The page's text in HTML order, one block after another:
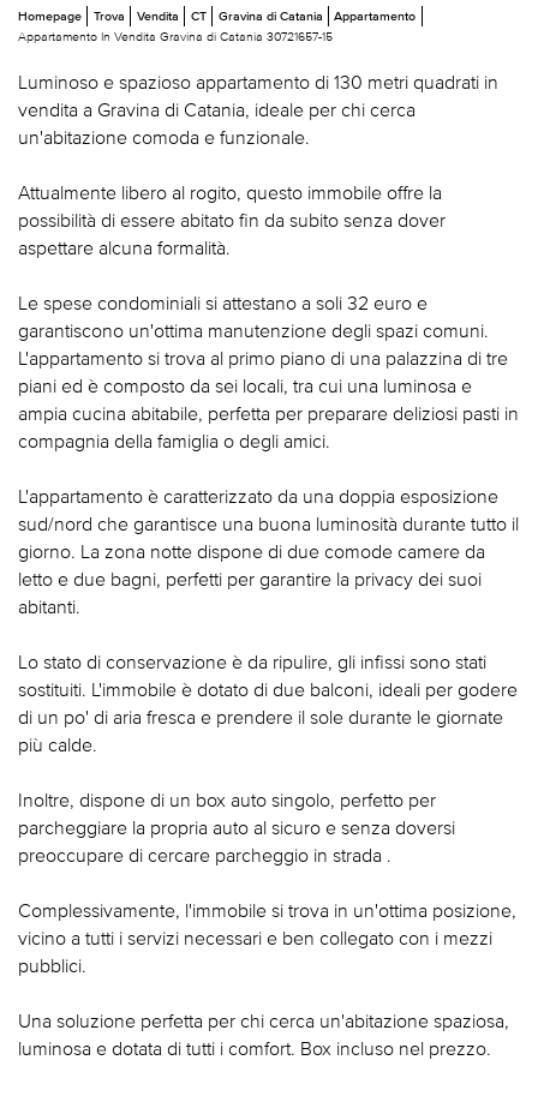
Homepage Trova Vendita CT Gravina di Catania
Appartamento
Appartamento In Vendita Gravina di Catania 30721657-15
Luminoso e spazioso appartamento di 130 metri quadrati in
vendita a Gravina di Catania, ideale per chi cerca
un'abitazione comoda e funzionale.
Attualmente libero al rogito, questo immobile offre la
possibilità di essere abitato fin da subito senza dover
aspettare alcuna formalità.
Le spese condominiali si attestano a soli 32 euro e
garantiscono un'ottima manutenzione degli spazi comuni.
L'appartamento si trova al primo piano di una palazzina di tre
piani ed è composto da sei locali, tra cui una luminosa e
ampia cucina abitabile, perfetta per preparare deliziosi pasti in
compagnia della famiglia o degli amici.
L'appartamento è caratterizzato da una doppia esposizione
sud/nord che garantisce una buona luminosità durante tutto il
giorno. La zona notte dispone di due comode camere da
letto e due bagni, perfetti per garantire la privacy dei suoi
abitanti.
Lo stato di conservazione è da ripulire, gli infissi sono stati
sostituiti. L'immobile è dotato di due balconi, ideali per godere
di un po' di aria fresca e prendere il sole durante le giornate
più calde.
Inoltre, dispone di un box auto singolo, perfetto per
parcheggiare la propria auto al sicuro e senza doversi
preoccupare di cercare parcheggio in strada .
Complessivamente, l'immobile si trova in un'ottima posizione,
vicino a tutti i servizi necessari e ben collegato con i mezzi
pubblici.
Una soluzione perfetta per chi cerca un'abitazione spaziosa,
luminosa e dotata di tutti i comfort. Box incluso nel prezzo.